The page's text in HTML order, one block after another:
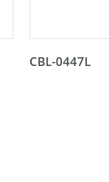
CBL-0447L